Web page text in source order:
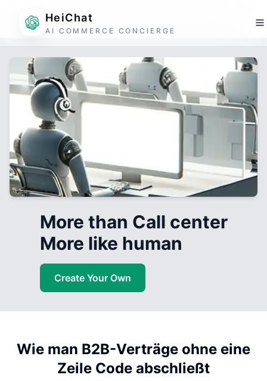
HeiChat
AI COMMERCE CONCIERGE
More than Call center
More like human
Create Your Own
Wie man B2B-Verträge ohne eine
Zeile Code abschließt